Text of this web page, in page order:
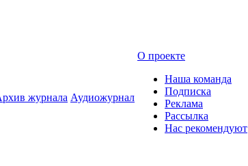
журнала Аудиожурнал
О проекте
Наша команда
Подписка
Реклама
Рассылка
Нас рекомендуют